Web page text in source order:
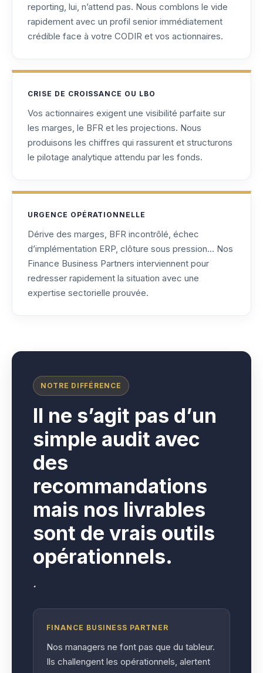
reporting, lui, n’attend pas. Nous comblons le vide
rapidement avec un profil senior immédiatement
crédible face à votre CODIR et vos actionnaires.
CRISE DE CROISSANCE OU LBO
Vos actionnaires exigent une visibilité parfaite sur
les marges, le BFR et les projections. Nous
produisons les chiffres qui rassurent et structurons
le pilotage analytique attendu par les fonds.
URGENCE OPÉRATIONNELLE
Dérive des marges, BFR incontrôlé, échec
d’implémentation ERP, clôture sous pression… Nos
Finance Business Partners interviennent pour
redresser rapidement la situation avec une
expertise sectorielle prouvée.
NOTRE DIFFÉRENCE
Il ne s’agit pas d’un
simple audit avec
des
recommandations
mais nos livrables
sont de vrais outils
opérationnels.
.
FINANCE BUSINESS PARTNER
Nos managers ne font pas que du tableur.
Ils challengent les opérationnels, alertent